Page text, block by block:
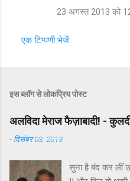
23 अगस्त 2013 को
एक टिप्पणी भेजें
इस ब्लॉग से लोकप्रिय पोस्ट
अलविदा मेराज फैज़ाबादी! -
- दिसंबर 03, 2013
सुना है बंद कर लीं